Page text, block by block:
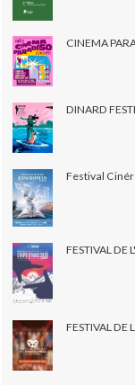
CINEMA
DINARD
Festival
FESTIVAL DE
FESTIVAL DE